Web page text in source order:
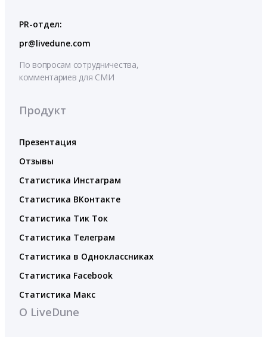
PR-отдел:
pr@livedune.com
По вопросам сотрудничества,
комментариев для СМИ
Продукт
Презентация
Отзывы
Статистика Инстаграм
Статистика ВКонтакте
Статистика Тик Ток
Статистика Телеграм
Статистика в Одноклассниках
Статистика Facebook
Статистика Макс
О LiveDune